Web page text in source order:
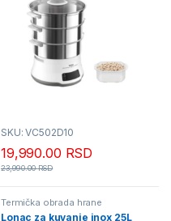
SKU: VC502D10
19,990.00 RSD
23,990.00RSD
Termička obrada hrane
Lonac za kuvanje inox 25L